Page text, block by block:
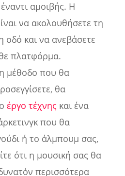
αμοιβής. Η
να ακολουθήσετε τη
οδό και να ανεβάσετε
πλατφόρμα.
μέθοδο που θα
θα
έργο τέχνης και ένα
που θα
ή το άλμπουμ σας,
ότι η μουσική σας θα
περισσότερα